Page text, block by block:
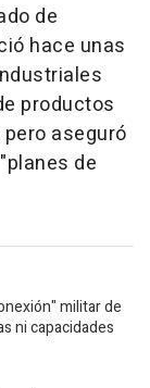
de
hace unas
productos
aseguró
de
militar de
ni capacidades